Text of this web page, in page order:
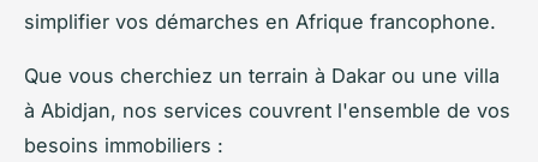
simplifier vos démarches en Afrique francophone.
Que vous cherchiez un terrain à Dakar ou une villa
à Abidjan, nos services couvrent l'ensemble de vos
besoins immobiliers :